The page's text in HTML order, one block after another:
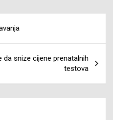
da snize cijene prenatalnih
testova